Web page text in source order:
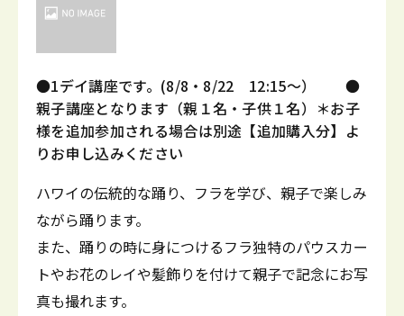
●1デイ講座です。(8/8・8/22 12:15～） ●
親子講座となります（親１名・子供１名）＊お子
様を追加参加される場合は別途【追加購入分】よ
りお申し込みください
ハワイの伝統的な踊り、フラを学び、親子で楽しみ
ながら踊ります。
また、踊りの時に身につけるフラ独特のパウスカー
トやお花のレイや髪飾りを付けて親子で記念にお写
真も撮れます。